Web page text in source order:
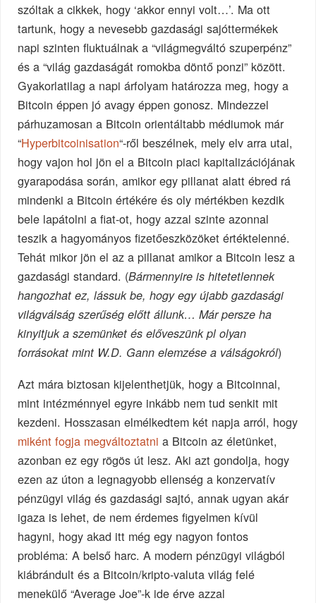
szóltak a cikkek, hogy ‘akkor ennyi volt…’. Ma ott
tartunk, hogy a nevesebb gazdasági sajóttermékek
napi szinten fluktuálnak a “világmegváltó szuperpénz”
és a “világ gazdaságát romokba döntő ponzi” között.
Gyakorlatilag a napi árfolyam határozza meg, hogy a
Bitcoin éppen jó avagy éppen gonosz. Mindezzel
párhuzamosan a Bitcoin orientáltabb médiumok már
“Hyperbitcoinisation“-ről beszélnek, mely elv arra utal,
hogy vajon hol jön el a Bitcoin piaci kapitalizációjának
gyarapodása során, amikor egy pillanat alatt ébred rá
mindenki a Bitcoin értékére és oly mértékben kezdik
bele lapátolni a fiat-ot, hogy azzal szinte azonnal
teszik a hagyományos fizetőeszközöket értéktelenné.
Tehát mikor jön el az a pillanat amikor a Bitcoin lesz a
gazdasági standard. (Bármennyire is hitetetlennek
hangozhat ez, lássuk be, hogy egy újabb gazdasági
világválság szerűség előtt állunk… Már persze ha
kinyitjuk a szemünket és előveszünk pl olyan
forrásokat mint W.D. Gann elemzése a válságokról)
Azt mára biztosan kijelenthetjük, hogy a Bitcoinnal,
mint intézménnyel egyre inkább nem tud senkit mit
kezdeni. Hosszasan elmélkedtem két napja arról, hogy
miként fogja megváltoztatni a Bitcoin az életünket,
azonban ez egy rögös út lesz. Aki azt gondolja, hogy
ezen az úton a legnagyobb ellenség a konzervatív
pénzügyi világ és gazdasági sajtó, annak ugyan akár
igaza is lehet, de nem érdemes figyelmen kívül
hagyni, hogy akad itt még egy nagyon fontos
probléma: A belső harc. A modern pénzügyi világból
kiábrándult és a Bitcoin/kripto-valuta világ felé
menekülő “Average Joe”-k ide érve azzal